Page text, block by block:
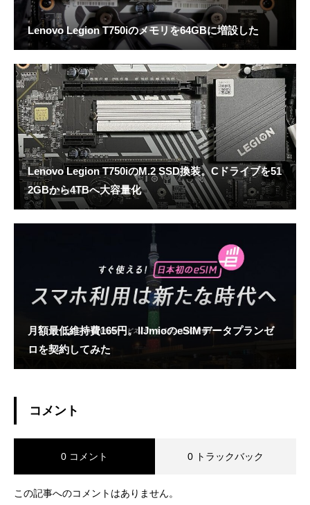
Lenovo Legion T750iのメモリを64GBに増設した
Lenovo Legion T750iのM.2 SSD換装。Cドライブを51
2GBから4TBへ大容量化
月額最低維持費165円。IIJmioのeSIMデータプランゼ
ロを契約してみた
コメント
0 コメント 0 トラックバック
この記事へのコメントはありません。